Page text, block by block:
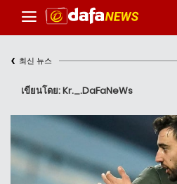
‹ 최신 뉴스
เขียนโดย: Kr._.DaFaNeWs